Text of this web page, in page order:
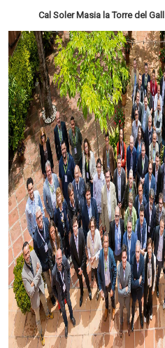
Cal Soler Masia la Torre del Gall